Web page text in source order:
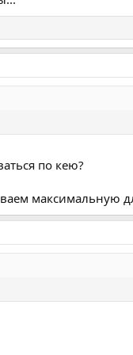
по кею?
максимальную